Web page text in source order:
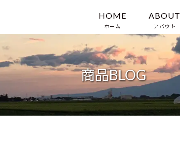
HOME
ホーム
ABOUT
アバウト
商品BLOG